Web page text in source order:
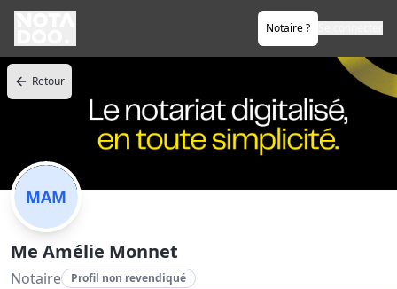
Notaire ?
Retour
MAM
Me Amélie Monnet
Notaire Profil non revendiqué